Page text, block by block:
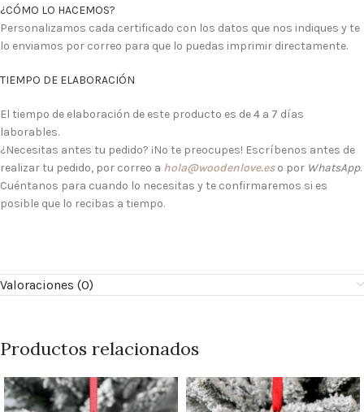
¿CÓMO LO HACEMOS?
Personalizamos cada certificado con los datos que nos indiques y te
lo enviamos por correo para que lo puedas imprimir directamente.
TIEMPO DE ELABORACIÓN
El tiempo de elaboración de este producto es de 4 a 7 días
laborables.
¿Necesitas antes tu pedido? ¡No te preocupes! Escríbenos antes de
realizar tu pedido, por correo a hola@woodenlove.eso por WhatsApp.
Cuéntanos para cuando lo necesitas y te confirmaremos si es
posible que lo recibas a tiempo.
Valoraciones (0)
Productos relacionados